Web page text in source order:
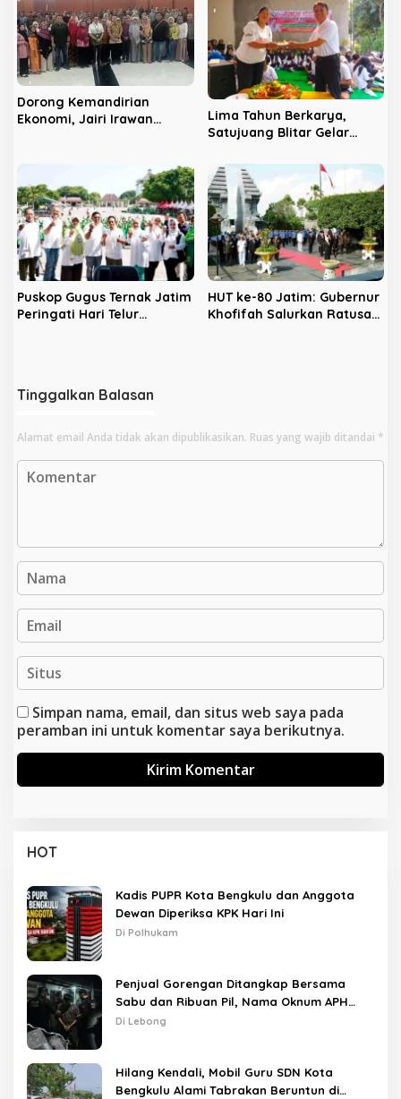
Dorong Kemandirian
Ekonomi, Jairi Irawan
Lima Tahun Berkarya,
Satujuang Blitar Gelar
Salurkan Santunan Kepada
Anak Yatim
Puskop Gugus Ternak Jatim
Peringati Hari Telur
HUT ke-80 Jatim: Gubernur
Khofifah Salurkan Ratusan
Tinggalkan Balasan
Alamat email Anda tidak akan dipublikasikan. Ruas yang wajib ditandai *
Simpan nama, email, dan situs web saya pada
peramban ini untuk komentar saya berikutnya.
HOT
Kadis PUPR Kota Bengkulu dan Anggota
Dewan Diperiksa KPK Hari Ini
Di Polhukam
Penjual Gorengan Ditangkap Bersama
Sabu dan Ribuan Pil, Nama Oknum APH
Disebut Saat Interogasi
Di Lebong
Hilang Kendali, Mobil Guru SDN Kota
Bengkulu Alami Tabrakan Beruntun di